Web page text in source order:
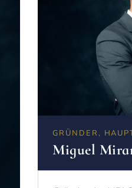
GRÜNDER,
Miguel